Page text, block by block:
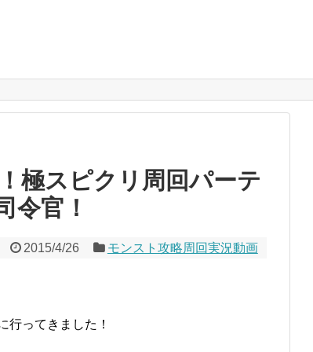
極スピクリ周回パーテ
令官！
2015/4/26 モンスト攻略周回実況動画
行ってきました！